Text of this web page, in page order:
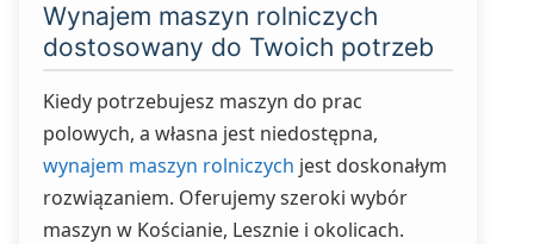
Wynajem maszyn rolniczych
dostosowany do Twoich potrzeb
Kiedy potrzebujesz maszyn do prac
polowych, a własna jest niedostępna,
wynajem maszyn rolniczych jest doskonałym
rozwiązaniem. Oferujemy szeroki wybór
maszyn w Kościanie, Lesznie i okolicach.